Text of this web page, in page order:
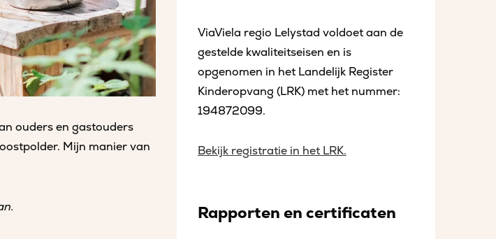
ouders en gastouders
Mijn manier van
ViaViela regio Lelystad voldoet aan de
gestelde kwaliteitseisen en is
opgenomen in het Landelijk Register
Kinderopvang (LRK) met het nummer:
194872099.
Bekijk registratie in het LRK.
Rapporten en certificaten